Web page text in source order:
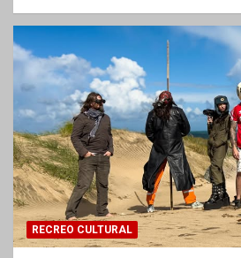
RECREO CULTURAL